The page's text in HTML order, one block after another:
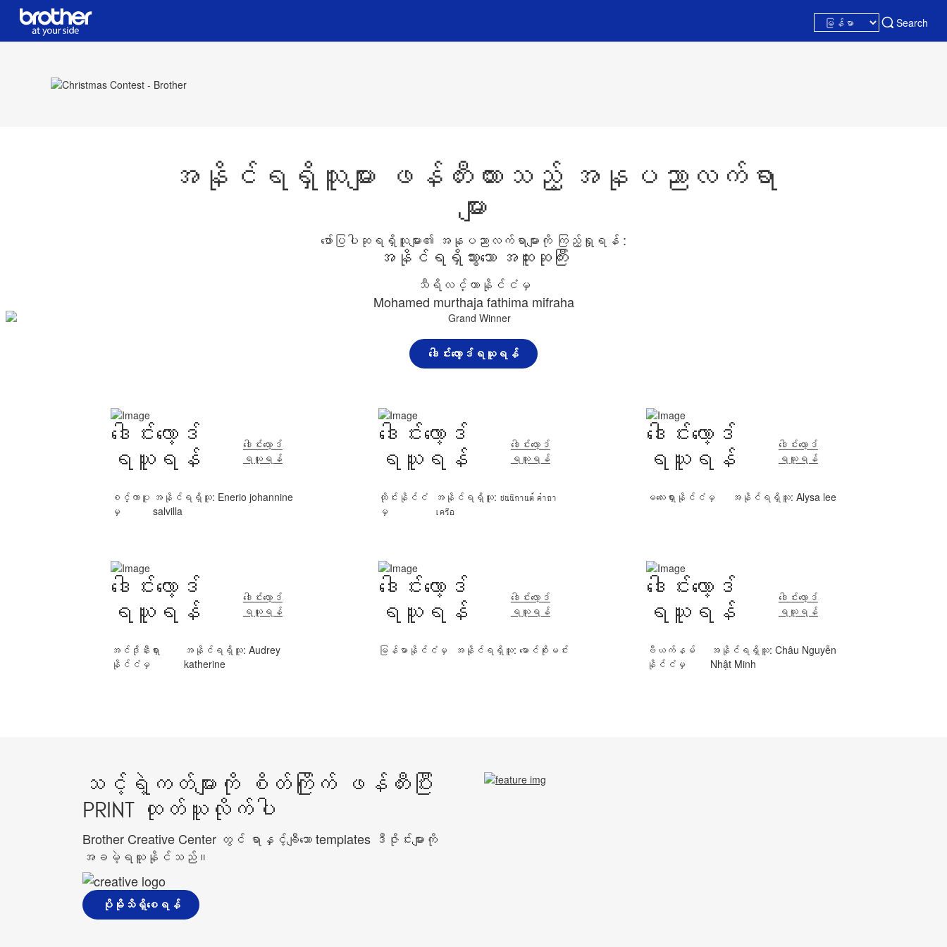
Search
အနိုင်ရရှိသူများ ဖန်တီးထားသည့် အနုပညာလက်ရာ
များ
ဖော်ပြပါဆုရရှိသူများ၏ အနုပညာလက်ရာများကို ကြည့်ရှုရန် :
အနိုင်ရရှိသွားသော အထူးဆုကြီး
သီရိလင်္ကာနိုင်ငံမှ
Mohamed murthaja fathima mifraha
ဒေါင်းလော့ဒ်ရယူရန်
ဒေါင်းလော့ဒ်
ရယူရန်
ဒေါင်းလော့ဒ်
ရယူရန်
စင်္ကာပူ
မှ
အနိုင်ရရှိသူ: Enerio johannine
salvilla
ဒေါင်းလော့ဒ်
ရယူရန်
ဒေါင်းလော့ဒ်
ရယူရန်
ထိုင်းနိုင်ငံ
မှ
အနိုင်ရရှိသူ: ชนนิกานต์ คำถา
เครือ
ဒေါင်းလော့ဒ်
ရယူရန်
ဒေါင်းလော့ဒ်
ရယူရန်
မလေးရှားနိုင်ငံမှ အနိုင်ရရှိသူ: Alysa lee
ဒေါင်းလော့ဒ်
ရယူရန်
ဒေါင်းလော့ဒ်
ရယူရန်
အင်ဒိုနီးရှား
နိုင်ငံမှ
အနိုင်ရရှိသူ: Audrey
katherine
ဒေါင်းလော့ဒ်
ရယူရန်
ဒေါင်းလော့ဒ်
ရယူရန်
မြန်မာနိုင်ငံမှ အနိုင်ရရှိသူ: မောင်စိုးမင်း
ဒေါင်းလော့ဒ်
ရယူရန်
ဒေါင်းလော့ဒ်
ရယူရန်
ဗီယက်နမ်
နိုင်ငံမှ
အနိုင်ရရှိသူ: Châu Nguyễn
Nhật Minh
သင့်ရဲ့ကတ်များကို စိတ်ကြိုက် ဖန်တီးပြီး
PRINT ထုတ်ယူလိုက်ပါ
Brother Creative Center တွင် ရာနှင့်ချီသော templates ဒီဇိုင်းများကို
အခမဲ့ရယူနိုင်သည်။
ပိုမိုသိရှိစေရန်